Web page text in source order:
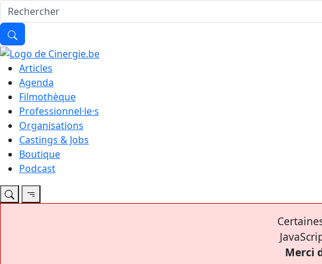
Articles
Agenda
Filmothèque
Professionnel·le·s
Organisations
Castings & Jobs
Boutique
Podcast
Merci